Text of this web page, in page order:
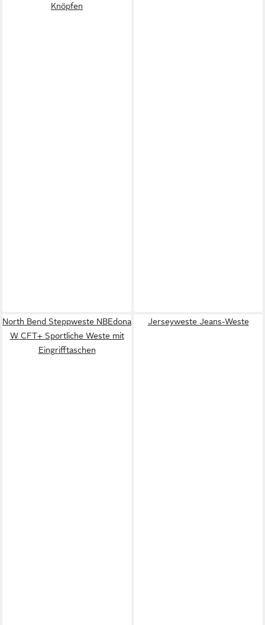
Knöpfen
North Bend Steppweste NBEdona
W CFT+ Sportliche Weste mit
Eingrifftaschen
Jerseyweste Jeans-Weste